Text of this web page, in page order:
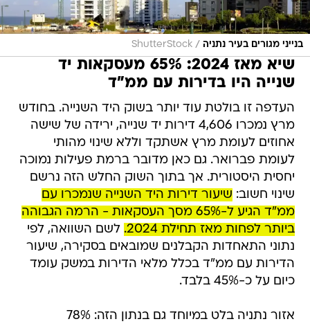
בנייני מגורים בעיר נתניה /
ShutterStock
שיא מאז 2024: 65% מעסקאות יד
שנייה היו בדירות עם ממ"ד
העדפה זו בולטת עוד יותר בשוק היד השנייה. בחודש
מרץ נמכרו 4,606 דירות יד שנייה, ירידה של שישה
אחוזים לעומת מרץ אשתקד וללא שינוי מהותי
לעומת פברואר. גם כאן מדובר ברמת פעילות נמוכה
יחסית היסטורית. אך בתוך השוק החלש הזה נרשם
שינוי חשוב: שיעור דירות היד השנייה שנמכרו עם
ממ"ד הגיע ל-65% מסך העסקאות - הרמה הגבוהה
ביותר לפחות מאז תחילת 2024.
לשם השוואה, לפי
נתוני התאחדות הקבלנים שמובאים בסקירה, שיעור
הדירות עם ממ"ד בכלל מלאי הדירות במשק עומד
כיום על כ-45% בלבד.
אזור נתניה בלט במיוחד גם בנתון הזה: 78%